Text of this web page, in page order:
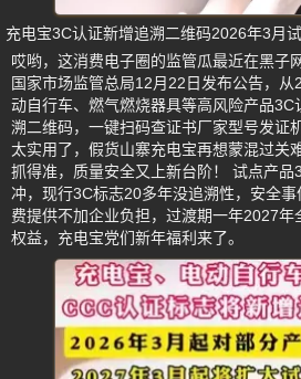
充电宝3C认证新增追溯二维码2026年3月
哎哟，这消费电子圈的监管瓜最近在黑子
国家市场监管总局12月22日发布公告，
动自行车、燃气燃烧器具等高风险产品3C
溯二维码，一键扫码查证书厂家型号发证
太实用了，假货山寨充电宝再想蒙混过关
抓得准，质量安全又上新台阶！ 试点产
冲，现行3C标志20多年没追溯性，安全
费提供不加企业负担，过渡期一年2027
权益，充电宝党们新年福利来了。